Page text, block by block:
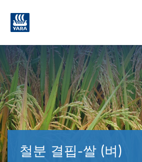
철분 결핍-쌀 (벼)